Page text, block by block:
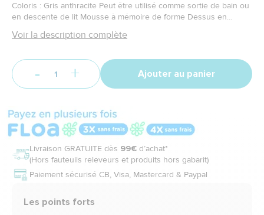
Coloris : Gris anthracite Peut être utilisé comme sortie de bain ou
en descente de lit Mousse à mémoire de forme Dessus en
45 cm
Voir la description complète
- + Ajouter au panier
Livraison GRATUITE dès 99€ d’achat*
(Hors fauteuils releveurs et produits hors gabarit)
Paiement sécurisé CB, Visa, Mastercard & Paypal
Les points forts